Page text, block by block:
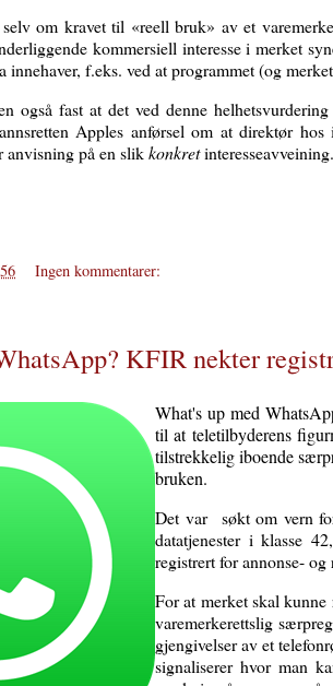
selv om kravet til «reell bruk» av et
kommersiell interesse i merket
f.eks. ved at programmet (og
også fast at det ved denne
Apples anførsel om at direktør
på en slikkonkretinteresseavveining.
Ingen kommentarer:
KFIR nekter
What's up med
til at teletilbyderens
tilstrekkelig iboende
bruken.
Det var søkt om vern
datatjenester i klasse
registrert for annonse-
For at merket skal
varemerkerettslig
gjengivelser av et
signaliserer hvor man